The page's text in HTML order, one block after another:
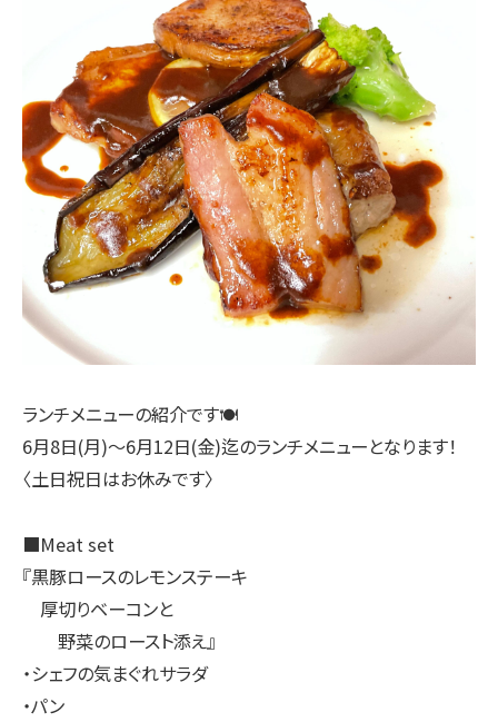
ランチメニューの紹介です🍽
6月8日(月)〜6月12日(金)迄のランチメニューとなります！
〈土日祝日はお休みです〉
■Meat set
『黒豚ロースのレモンステーキ
厚切りベーコンと
野菜のロースト添え』
・シェフの気まぐれサラダ
・パン